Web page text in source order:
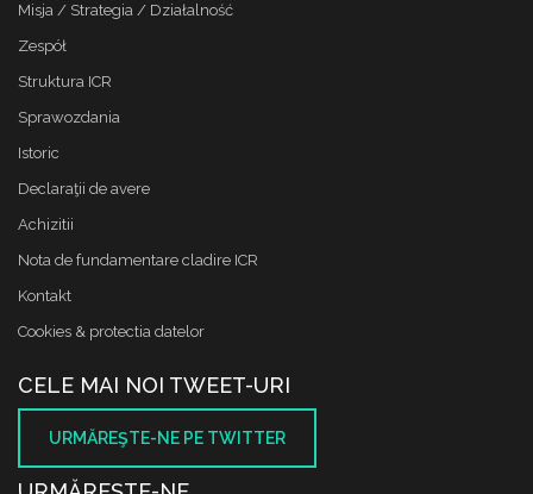
Misja / Strategia / Działalność
Zespół
Struktura ICR
Sprawozdania
Istoric
Declaraţii de avere
Achizitii
Nota de fundamentare cladire ICR
Kontakt
Cookies & protectia datelor
CELE MAI NOI TWEET-URI
URMĂREŞTE-NE PE TWITTER